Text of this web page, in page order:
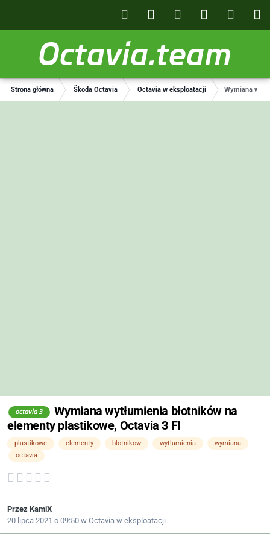
Octavia.team
Strona główna Škoda Octavia Octavia w eksploatacji Wymiana
octavia 3
Wymiana wytłumienia błotników na
elementy plastikowe, Octavia 3 Fl
plastikowe elementy blotnikow wytlumienia
wymiana
octavia
Przez KamiX
20 lipca 2021 o 09:50 w Octavia w eksploatacji